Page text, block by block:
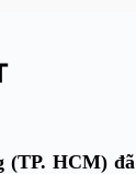
(TP. HCM) đã